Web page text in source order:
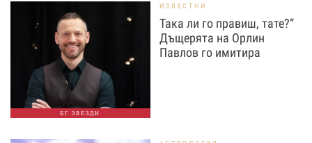
БГ ЗВЕЗДИ
ИЗВЕСТНИ
Така ли го правиш, тате?“
Дъщерята на Орлин
Павлов го имитира